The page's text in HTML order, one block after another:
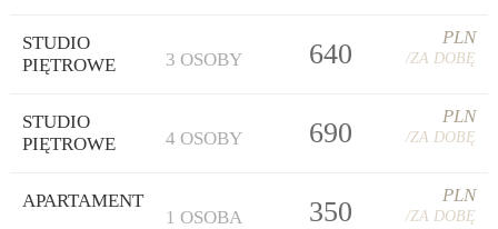
STUDIO
PIĘTROWE
3 OSOBY 640
PLN
/ZA DOBĘ
STUDIO
PIĘTROWE
4 OSOBY 690
PLN
/ZA DOBĘ
APARTAMENT
1 OSOBA 350
PLN
/ZA DOBĘ